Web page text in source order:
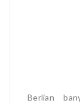
Berlian